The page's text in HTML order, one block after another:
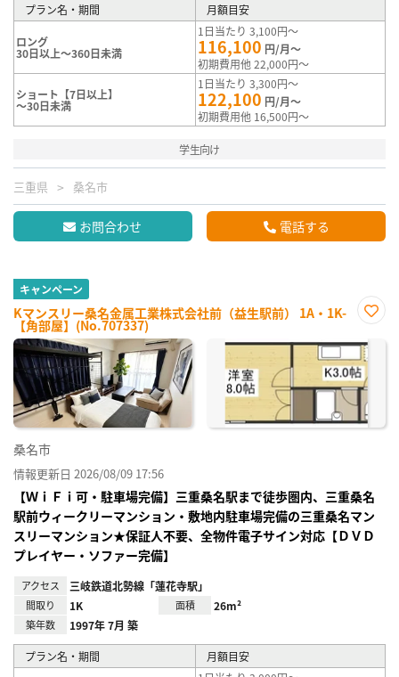
プラン名・期間 月額目安
ロング
30日以上～360日未満
1日当たり 3,100円～
116,100 円/月～
初期費用他 22,000円～
ショート【7日以上】
～30日未満
1日当たり 3,300円～
122,100 円/月～
初期費用他 16,500円～
学生向け
三重県 桑名市
お問合わせ 電話する
キャンペーン
Kマンスリー桑名金属工業株式会社前（益生駅前） 1A・1K-
【角部屋】(No.707337)
に入
り登
録
桑名市
情報更新日 2026/08/09 17:56
【ＷｉＦｉ可・駐車場完備】三重桑名駅まで徒歩圏内、三重桑名
駅前ウィークリーマンション・敷地内駐車場完備の三重桑名マン
スリーマンション★保証人不要、全物件電子サイン対応【ＤＶＤ
プレイヤー・ソファー完備】
アクセス 三岐鉄道北勢線「蓮花寺駅」
間取り 1K 面積 26m²
築年数 1997年 7月 築
プラン名・期間
月額目安